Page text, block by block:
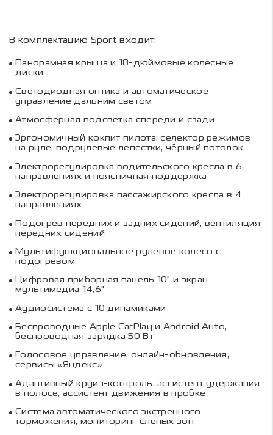
В комплектацию Sport входит:
Панорамная крыша и 18-дюймовые колёсные
диски
Светодиодная оптика и автоматическое
управление дальним светом
Атмосферная подсветка спереди и сзади
Эргономичный кокпит пилота: селектор режимов
на руле, подрулевые лепестки, чёрный потолок
Электрорегулировка водительского кресла в 6
направлениях и поясничная поддержка
Электрорегулировка пассажирского кресла в 4
направлениях
Подогрев передних и задних сидений, вентиляция
передних сидений
Мультифункциональное рулевое колесо с
подогревом
Цифровая приборная панель 10" и экран
мультимедиа 14,6"
Аудиосистема с 10 динамиками
Беспроводные Apple CarPlay и Android Auto,
беспроводная зарядка 50 Вт
Голосовое управление, онлайн-обновления,
сервисы «Яндекс»
Адаптивный круиз-контроль, ассистент удержания
в полосе, ассистент движения в пробке
Система автоматического экстренного
торможения, мониторинг слепых зон